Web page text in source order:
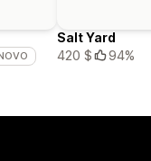
Salt Yard
420 $
94%